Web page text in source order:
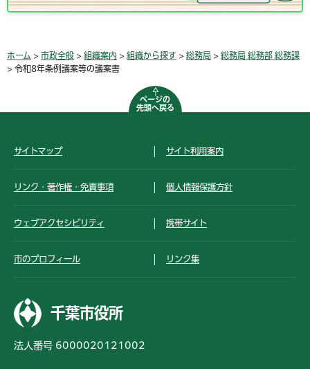
ホーム > 市政全般 > 組織案内 > 組織から探す > 総務局 > 総務局 総務部 総務課
> 令和8年条例議案等の議案書
ページの
先頭へ戻る
サイトマップ サイト利用案内
リンク・著作権・免責事項 個人情報保護方針
ウェブアクセシビリティ 携帯サイト
市のプロフィール リンク集
千葉市役所
法人番号 6000020121002